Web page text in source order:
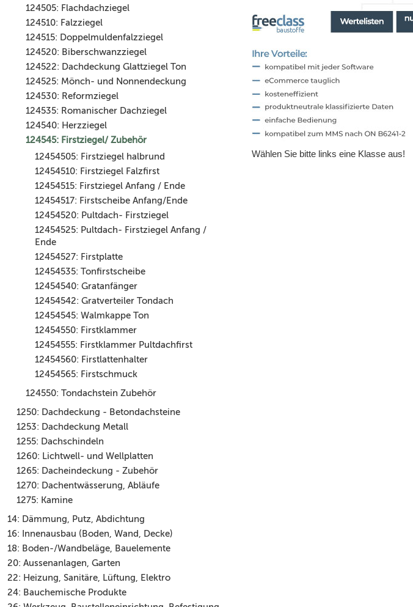
124505: Flachdachziegel
124510: Falzziegel
124515: Doppelmuldenfalzziegel
124520: Biberschwanzziegel
124522: Dachdeckung Glattziegel Ton
124525: Mönch- und Nonnendeckung
124530: Reformziegel
124535: Romanischer Dachziegel
124540: Herzziegel
124545: Firstziegel/ Zubehör
12454505: Firstziegel halbrund
12454510: Firstziegel Falzfirst
12454515: Firstziegel Anfang / Ende
12454517: Firstscheibe Anfang/Ende
12454520: Pultdach- Firstziegel
12454525: Pultdach- Firstziegel Anfang /
Ende
12454527: Firstplatte
12454535: Tonfirstscheibe
12454540: Gratanfänger
12454542: Gratverteiler Tondach
12454545: Walmkappe Ton
12454550: Firstklammer
12454555: Firstklammer Pultdachfirst
12454560: Firstlattenhalter
12454565: Firstschmuck
124550: Tondachstein Zubehör
1250: Dachdeckung - Betondachsteine
1253: Dachdeckung Metall
1255: Dachschindeln
1260: Lichtwell- und Wellplatten
1265: Dacheindeckung - Zubehör
1270: Dachentwässerung, Abläufe
1275: Kamine
14: Dämmung, Putz, Abdichtung
16: Innenausbau (Boden, Wand, Decke)
18: Boden-/Wandbeläge, Bauelemente
20: Aussenanlagen, Garten
22: Heizung, Sanitäre, Lüftung, Elektro
24: Bauchemische Produkte
Wählen Sie bitte links eine Klasse aus!